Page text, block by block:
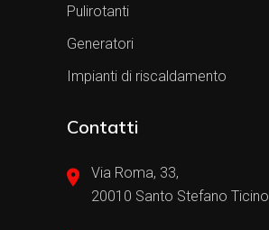
Pulirotanti
Generatori
Impianti di riscaldamento
Contatti
Via Roma, 33,
20010 Santo Stefano Ticino